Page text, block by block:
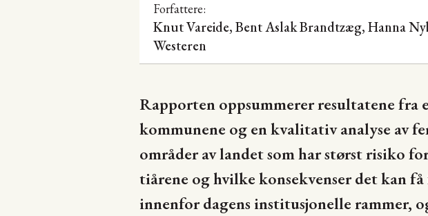
Forfattere:
Knut Vareide,Bent Aslak Brandtzæg,Hanna
Westeren
Rapporten oppsummerer resultatene fra
kommunene og en kvalitativ analyse av
områder av landet som har størst risiko
tiårene og hvilke konsekvenser det kan
innenfor dagens institusjonelle rammer,